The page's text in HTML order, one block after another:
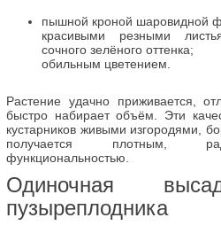
пышной кроной шаровидной
красивыми резными
сочного зелёного оттенка;
обильным цветением.
Растение удачно приживается,
быстро набирает объём. Эти
кустарников живыми изгородями,
получается плотным,
функциональностью.
Одиночная
пузыреплодника